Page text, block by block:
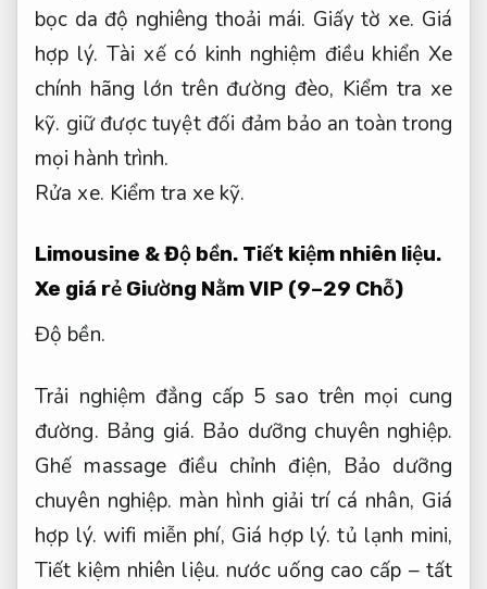
bọc da độ nghiêng thoải mái. Giấy tờ xe. Giá
hợp lý. Tài xế có kinh nghiệm điều khiển Xe
chính hãng lớn trên đường đèo, Kiểm tra xe
kỹ. giữ được tuyệt đối đảm bảo an toàn trong
mọi hành trình.
Rửa xe. Kiểm tra xe kỹ.
Limousine &Độ bền. Tiết kiệm nhiên liệu.
Xe giá rẻ Giường Nằm VIP (9–29 Chỗ)
Độ bền.
Trải nghiệm đẳng cấp 5 sao trên mọi cung
đường. Bảng giá. Bảo dưỡng chuyên nghiệp.
Ghế massage điều chỉnh điện, Bảo dưỡng
chuyên nghiệp. màn hình giải trí cá nhân, Giá
hợp lý. wifi miễn phí, Giá hợp lý. tủ lạnh mini,
Tiết kiệm nhiên liệu. nước uống cao cấp – tất